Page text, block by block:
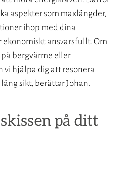
aspekter som maxlängder,
ihop med dina
ekonomiskt ansvarsfullt. Om
bergvärme eller
hjälpa dig att resonera
sikt, berättar Johan.
på ditt